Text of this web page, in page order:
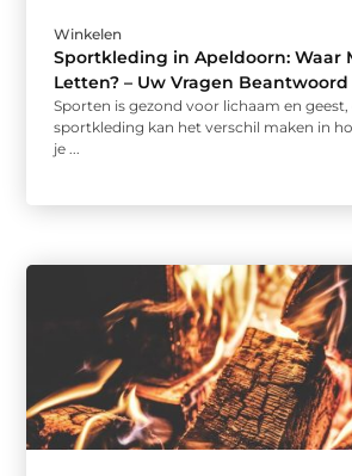
Winkelen
Sportkleding in Apeldoorn: Waar
Letten? – Uw Vragen Beantwoord
Sporten is gezond voor lichaam en geest,
sportkleding kan het verschil maken in
je ...